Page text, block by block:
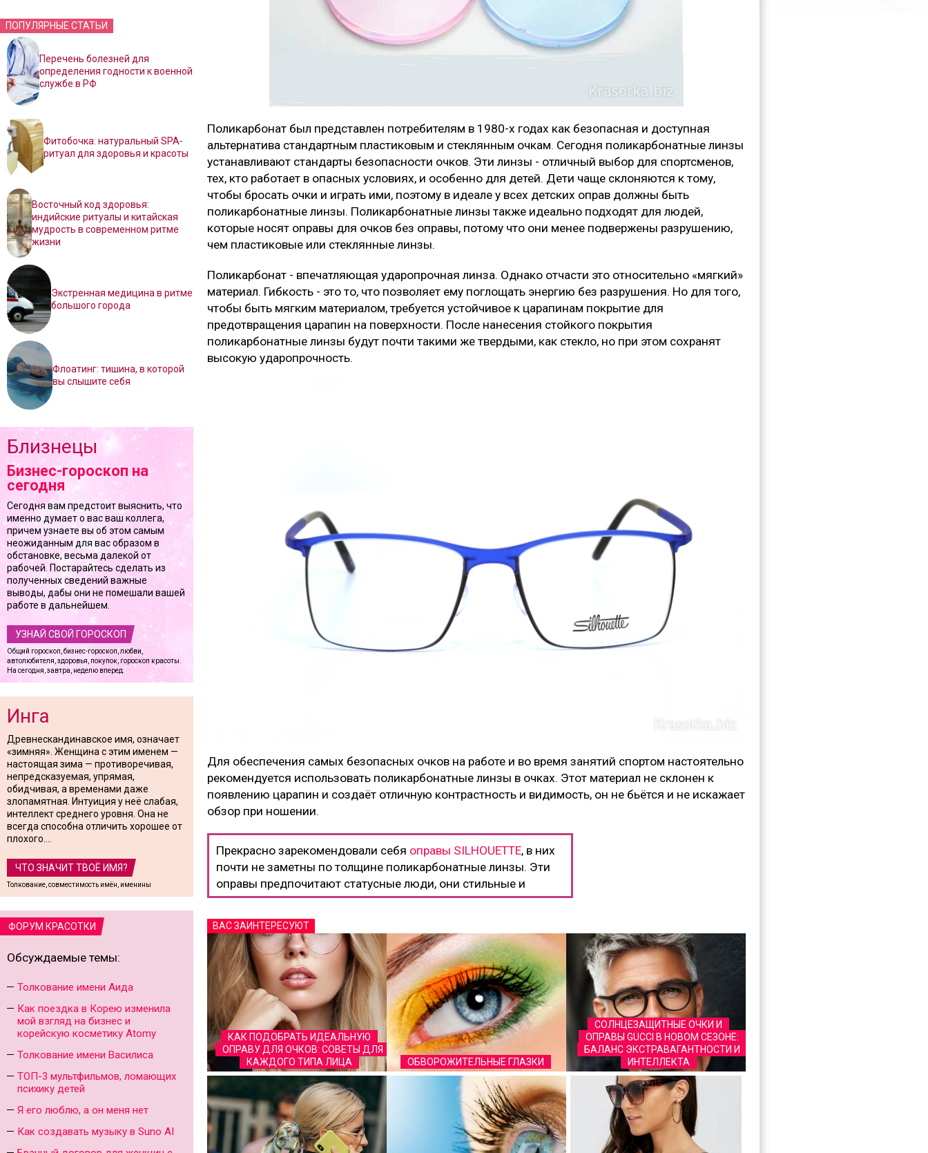
ПОПУЛЯРНЫЕ СТАТЬИ
Перечень болезней для
определения годности к военной
службе в РФ
Фитобочка: натуральный SPA-
ритуал для здоровья и красоты
Восточный код здоровья:
индийские ритуалы и китайская
мудрость в современном ритме
жизни
Экстренная медицина в ритме
большого города
Флоатинг: тишина, в которой
вы слышите себя
Близнецы
Бизнес-гороскоп на
сегодня
Сегодня вам предстоит выяснить, что
именно думает о вас ваш коллега,
причем узнаете вы об этом самым
неожиданным для вас образом в
обстановке, весьма далекой от
рабочей. Постарайтесь сделать из
полученных сведений важные
выводы, дабы они не помешали вашей
работе в дальнейшем.
УЗНАЙ СВОЙ ГОРОСКОП
Общий гороскоп, бизнес-гороскоп, любви,
автолюбителя, здоровья, покупок, гороскоп красоты.
На сегодня, завтра, неделю вперед.
Инга
Древнескандинавское имя, означает
«зимняя». Женщина с этим именем —
настоящая зима — противоречивая,
непредсказуемая, упрямая,
обидчивая, а временами даже
злопамятная. Интуиция у неё слабая,
интеллект среднего уровня. Она не
всегда способна отличить хорошее от
плохого....
ЧТО ЗНАЧИТ ТВОЁ ИМЯ?
Толкование, совместимость имён, именины
ФОРУМ КРАСОТКИ
Обсуждаемые темы:
Толкование имени Аида
Как поездка в Корею изменила
мой взгляд на бизнес и
корейскую косметику Atomy
Толкование имени Василиса
ТОП-3 мультфильмов, ломающих
психику детей
Я его люблю, а он меня нет
Как создавать музыку в Suno AI
Поликарбонат был представлен потребителям в 1980-х годах как безопасная и доступная
альтернатива стандартным пластиковым и стеклянным очкам. Сегодня поликарбонатные линзы
устанавливают стандарты безопасности очков. Эти линзы - отличный выбор для спортсменов,
тех, кто работает в опасных условиях, и особенно для детей. Дети чаще склоняются к тому,
чтобы бросать очки и играть ими, поэтому в идеале у всех детских оправ должны быть
поликарбонатные линзы. Поликарбонатные линзы также идеально подходят для людей,
которые носят оправы для очков без оправы, потому что они менее подвержены разрушению,
чем пластиковые или стеклянные линзы.
Поликарбонат - впечатляющая ударопрочная линза. Однако отчасти это относительно «мягкий»
материал. Гибкость - это то, что позволяет ему поглощать энергию без разрушения. Но для того,
чтобы быть мягким материалом, требуется устойчивое к царапинам покрытие для
предотвращения царапин на поверхности. После нанесения стойкого покрытия
поликарбонатные линзы будут почти такими же твердыми, как стекло, но при этом сохранят
высокую ударопрочность.
Для обеспечения самых безопасных очков на работе и во время занятий спортом настоятельно
рекомендуется использовать поликарбонатные линзы в очках. Этот материал не склонен к
появлению царапин и создаёт отличную контрастность и видимость, он не бьётся и не искажает
обзор при ношении.
Прекрасно зарекомендовали себя оправы SILHOUETTE, в них
почти не заметны по толщине поликарбонатные линзы. Эти
оправы предпочитают статусные люди, они стильные и
легкие.
ВАС ЗАИНТЕРЕСУЮТ
КАК ПОДОБРАТЬ ИДЕАЛЬНУЮ
ОПРАВУ ДЛЯ ОЧКОВ: СОВЕТЫ ДЛЯ
КАЖДОГО ТИПА ЛИЦА
ОБВОРОЖИТЕЛЬНЫЕ ГЛАЗКИ
СОЛНЦЕЗАЩИТНЫЕ ОЧКИ И
ОПРАВЫ GUCCI В НОВОМ СЕЗОНЕ:
БАЛАНС ЭКСТРАВАГАНТНОСТИ И
ИНТЕЛЛЕКТА